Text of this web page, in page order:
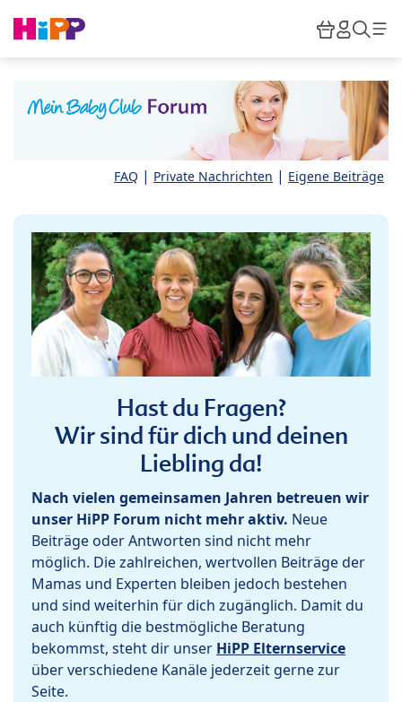
HiPP
FAQ | Private Nachrichten | Eigene Beiträge
Hast du Fragen?
Wir sind für dich und deinen
Liebling da!
Nach vielen gemeinsamen Jahren betreuen wir
unser HiPP Forum nicht mehr aktiv. Neue
Beiträge oder Antworten sind nicht mehr
möglich. Die zahlreichen, wertvollen Beiträge der
Mamas und Experten bleiben jedoch bestehen
und sind weiterhin für dich zugänglich. Damit du
auch künftig die bestmögliche Beratung
bekommst, steht dir unser HiPP Elternservice
über verschiedene Kanäle jederzeit gerne zur
Seite.